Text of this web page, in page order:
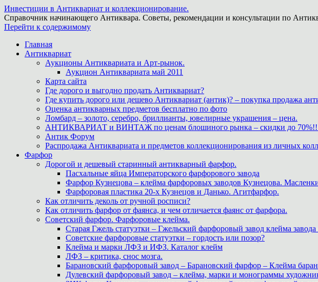
Инвестиции в Антиквариат и коллекционирование.
Справочник начинающего Антиквара. Советы, рекомендации и консультации по
Перейти к содержимому
Главная
Антиквариат
Аукционы Антиквариата и Арт-рынок.
Аукцион Антиквариата май 2011
Карта сайта
Где дорого и выгодно продать Антиквариат?
Где купить дорого или дешево Антиквариат (антик)? – покупка продажа
Оценка антикварных предметов бесплатно по фото
Ломбард – золото, серебро, бриллианты, ювелирные украшения – цена.
АНТИКВАРИАТ и ВИНТАЖ по ценам блошиного рынка – скидки до
Антик Форум
Распродажа Антиквариата и предметов коллекционирования из личных
Фарфор
Дорогой и дешевый старинный антикварный фарфор.
Пасхальные яйца Императорского фарфорового завода
Фарфор Кузнецова – клейма фарфоровых заводов Кузнецова.
Фарфоровая пластика 20-х Кузнецов и Данько. Агитфарфор.
Как отличить деколь от ручной росписи?
Как отличить фарфор от фаянса, и чем отличается фаянс от фарфора.
Советский фарфор. Фарфоровые клейма.
Старая Гжель статуэтки – Гжельский фарфоровый завод клейма завода
Советские фарфоровые статуэтки – гордость или позор?
Клейма и марки ЛФЗ и ИФЗ. Каталог клейм
ЛФЗ – критика, снос мозга.
Барановский фарфоровый завод – Барановский фарфор – Клейма
Дулевский фарфоровый завод – клейма, марки и монограммы